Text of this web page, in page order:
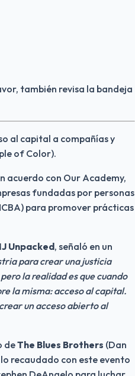
también revisa la bandeja
al capital a compañías y
of Color).
acuerdo con Our Academy,
fundadas por personas
para promover prácticas
Unpacked, señaló en un
para crear una justicia
la realidad es que cuando
la misma: acceso al capital.
un acceso abierto al
de The Blues Brothers (Dan
lo recaudado con este evento